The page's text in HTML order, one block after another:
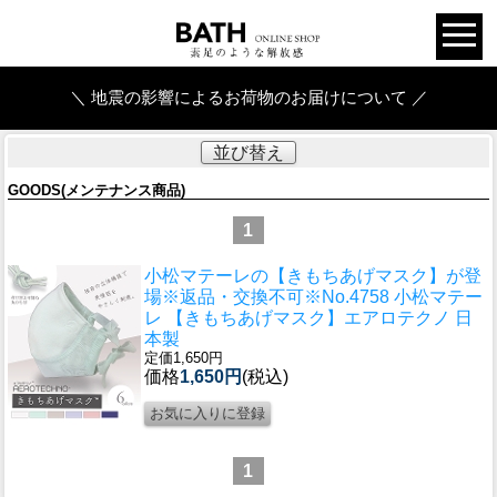
＼ 地震の影響によるお荷物のお届けについて ／
並び替え
GOODS(メンテナンス商品)
1
小松マテーレの【きもちあげマスク】が登
場※返品・交換不可※No.4758 小松マテー
レ 【きもちあげマスク】エアロテクノ 日
本製
定価1,650円
価格1,650円 (税込)
1